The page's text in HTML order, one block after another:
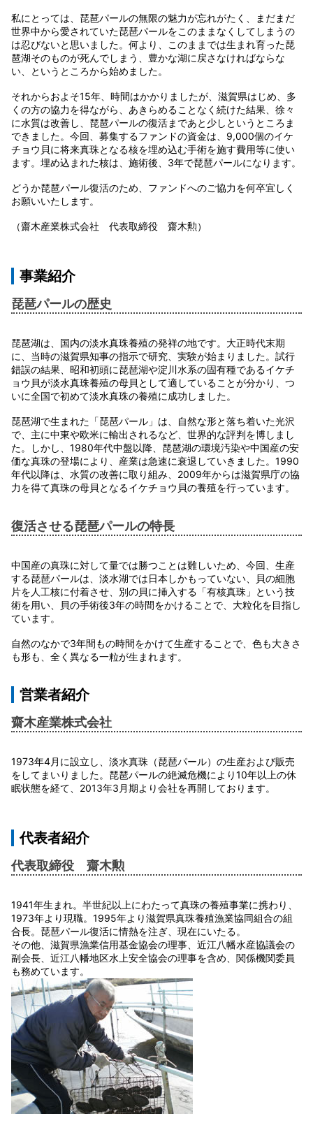
私にとっては、琵琶パールの無限の魅力が忘れがたく、まだまだ
世界中から愛されていた琵琶パールをこのままなくしてしまうの
は忍びないと思いました。何より、このままでは生まれ育った琵
琶湖そのものが死んでしまう、豊かな湖に戻さなければならな
い、というところから始めました。
それからおよそ15年、時間はかかりましたが、滋賀県はじめ、多
くの方の協力を得ながら、あきらめることなく続けた結果、徐々
に水質は改善し、琵琶パールの復活まであと少しというところま
できました。今回、募集するファンドの資金は、9,000個のイケ
チョウ貝に将来真珠となる核を埋め込む手術を施す費用等に使い
ます。埋め込まれた核は、施術後、3年で琵琶パールになります。
どうか琵琶パール復活のため、ファンドへのご協力を何卒宜しく
お願いいたします。
（齋木産業株式会社 代表取締役 齋木勲）
事業紹介
琵琶パールの歴史
琵琶湖は、国内の淡水真珠養殖の発祥の地です。大正時代末期
に、当時の滋賀県知事の指示で研究、実験が始まりました。試行
錯誤の結果、昭和初頭に琵琶湖や淀川水系の固有種であるイケチ
ョウ貝が淡水真珠養殖の母貝として適していることが分かり、つ
いに全国で初めて淡水真珠の養殖に成功しました。
琵琶湖で生まれた「琵琶パール」は、自然な形と落ち着いた光沢
で、主に中東や欧米に輸出されるなど、世界的な評判を博しまし
た。しかし、1980年代中盤以降、琵琶湖の環境汚染や中国産の安
価な真珠の登場により、産業は急速に衰退していきました。1990
年代以降は、水質の改善に取り組み、2009年からは滋賀県庁の協
力を得て真珠の母貝となるイケチョウ貝の養殖を行っています。
復活させる琵琶パールの特長
中国産の真珠に対して量では勝つことは難しいため、今回、生産
する琵琶パールは、淡水湖では日本しかもっていない、貝の細胞
片を人工核に付着させ、別の貝に挿入する「有核真珠」という技
術を用い、貝の手術後3年の時間をかけることで、大粒化を目指し
ています。
自然のなかで3年間もの時間をかけて生産することで、色も大きさ
も形も、全く異なる一粒が生まれます。
営業者紹介
齋木産業株式会社
1973年4月に設立し、淡水真珠（琵琶パール）の生産および販売
をしてまいりました。琵琶パールの絶滅危機により10年以上の休
眠状態を経て、2013年3月期より会社を再開しております。
代表者紹介
代表取締役 齋木勲
1941年生まれ。半世紀以上にわたって真珠の養殖事業に携わり、
1973年より現職。1995年より滋賀県真珠養殖漁業協同組合の組
合長。琵琶パール復活に情熱を注ぎ、現在にいたる。
その他、滋賀県漁業信用基金協会の理事、近江八幡水産協議会の
副会長、近江八幡地区水上安全協会の理事を含め、関係機関委員
も務めています。